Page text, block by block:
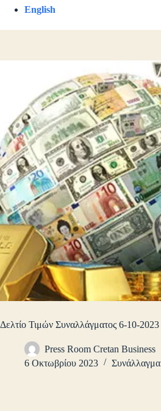
English
Δελτίο Τιμών Συναλλάγματος 6-10-2023
Press Room Cretan Business
6 Οκτωβρίου 2023
Συνάλλαγμα